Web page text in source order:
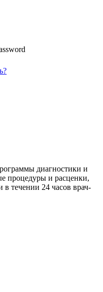
диагностики и
процедуры и расценки,
течении 24 часов врач-